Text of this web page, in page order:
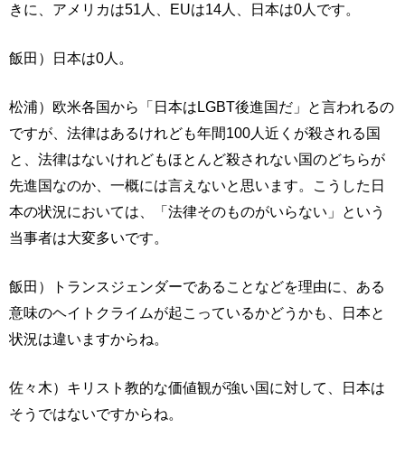
きに、アメリカは51人、EUは14人、日本は0人です。
飯田）日本は0人。
松浦）欧米各国から「日本はLGBT後進国だ」と言われるの
ですが、法律はあるけれども年間100人近くが殺される国
と、法律はないけれどもほとんど殺されない国のどちらが
先進国なのか、一概には言えないと思います。こうした日
本の状況においては、「法律そのものがいらない」という
当事者は大変多いです。
飯田）トランスジェンダーであることなどを理由に、ある
意味のヘイトクライムが起こっているかどうかも、日本と
状況は違いますからね。
佐々木）キリスト教的な価値観が強い国に対して、日本は
そうではないですからね。